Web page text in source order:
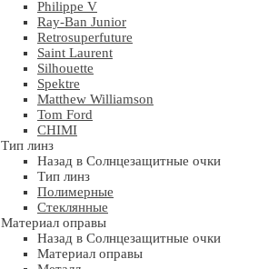
Philippe V
Ray-Ban Junior
Retrosuperfuture
Saint Laurent
Silhouette
Spektre
Matthew Williamson
Tom Ford
CHIMI
Тип линз
Назад в Солнцезащитные очки
Тип линз
Полимерные
Стеклянные
Материал оправы
Назад в Солнцезащитные очки
Материал оправы